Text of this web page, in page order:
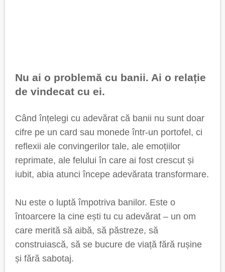
Nu ai o problemă cu banii. Ai o relație
de vindecat cu ei.
Când înțelegi cu adevărat că banii nu sunt doar
cifre pe un card sau monede într-un portofel, ci
reflexii ale convingerilor tale, ale emoțiilor
reprimate, ale felului în care ai fost crescut și
iubit, abia atunci începe adevărata transformare.
Nu este o luptă împotriva banilor. Este o
întoarcere la cine ești tu cu adevărat – un om
care merită să aibă, să păstreze, să
construiască, să se bucure de viață fără rușine
și fără sabotaj.